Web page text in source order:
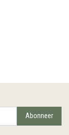
Abonneer